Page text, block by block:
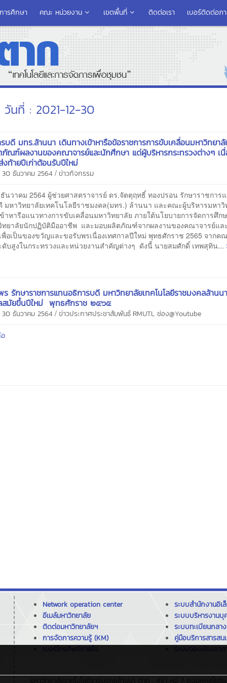
ารศึกษา คณะ หน่วยงาน เขตพื้นที่ ติดต่อเรา เบอร์ติดต่อภ
วันที่ : 2021-12-30
บดี มทร.ล้านนา เดินทางเข้าหารือข้อราชการการขับเคลื่อนมหาวิทยาลั
ณฑ์ผลงานของคณาจารย์และนักศึกษา แด่ผู้บริหารกระทรวงต่างๆ เนื่
งท้ายปีเก่าต้อนรับปีใหม่
ธันวาคม 2564 /ข่าวกิจกรรม
นวาคม 2564 ผู้ช่วยศาสตราจารย์ ดร.จัตตุฤทธิ์ ทองปรอน รักษาราชการ
มหาวิทยาลัยเทคโนโลยีราชมงคล(มทร.) ล้านนา และคณะผู้บริหารมหาวิ
ข้าหารือแนวทางการขับเคลื่อนมหาวิทยาลัย ภายใต้นโยบายการจัดการศึก
ทยาลัยนักปฏิบัติมืออาชีพ และมอบผลิตภัณฑ์จากผลงานของคณาจารย์แล
พื่อเป็นของขวัญและขอรับพรเนื่องเทศกาลปีใหม่ พุทธศักราช 2565 จากค
ดับสูงในกระทรวงและหน่วยงานสำคัญต่างๆ ดังนี้ นายสมศักดิ์ เทพสุทิน...
ร รักษาราชการแทนอธิการบดี มหาวิทยาลัยเทคโนโลยีราชมงคลล้านน
มัยขึ้นปีใหม่ พุทธศักราช ๒๕๖๕
ธันวาคม 2564 /ข่าวประกาศประชาสัมพันธ์ RMUTL ช่อง@Youtube
Network operation center
อีเมล์มหาวิทยาลัย
ติดต่อมหาวิทยาลัยฯ
การจัดการความรู้ (KM)
ระบบสำนักงานอิเ
ระบบบริหารงานบุ
ระบบทะเบียนกลาง
คู่มือบริการสารสน